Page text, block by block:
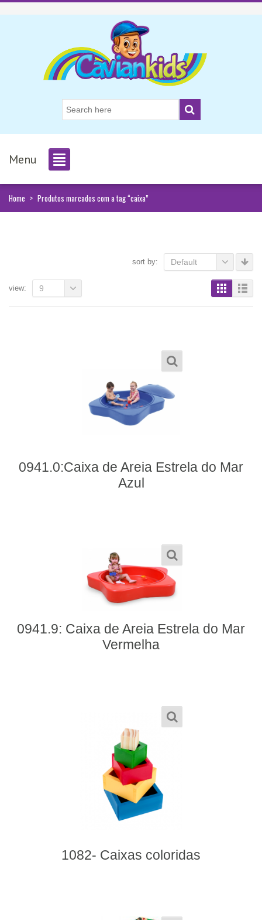
Menu
Home > Produtos marcados com a tag “caixa”
sort by: Default
view: 9
0941.0:Caixa de Areia Estrela do Mar
Azul
0941.9: Caixa de Areia Estrela do Mar
Vermelha
1082- Caixas coloridas